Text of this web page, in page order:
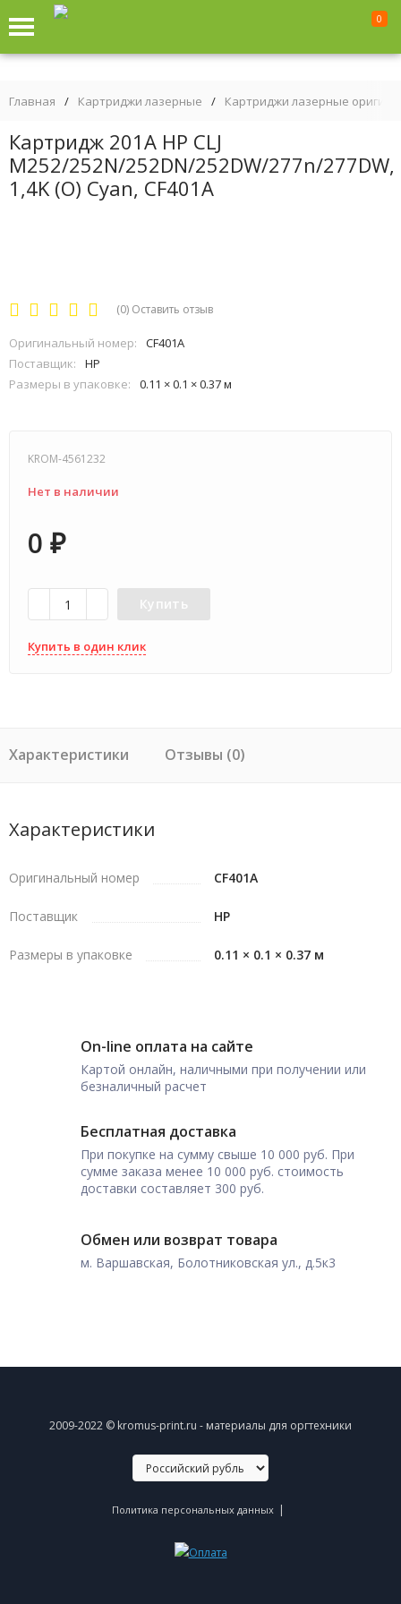
0
Главная / Картриджи лазерные / Картриджи лазерные
Картридж 201A HP CLJ
M252/252N/252DN/252DW/277n/277DW,
1,4K (O) Cyan, CF401A
(0) Оставить отзыв
Оригинальный номер:
CF401A
Поставщик:
HP
Размеры в упаковке:
0.11 × 0.1 × 0.37 м
KROM-4561232
Нет в наличии
0 ₽
Купить
Купить в один клик
Характеристики Отзывы (0)
Характеристики
Оригинальный номер CF401A
Поставщик HP
Размеры в упаковке 0.11 × 0.1 × 0.37 м
On-line оплата на сайте
Картой онлайн, наличными при получении или
безналичный расчет
Бесплатная доставка
При покупке на сумму свыше 10 000 руб. При
сумме заказа менее 10 000 руб. стоимость
доставки составляет 300 руб.
Обмен или возврат товара
м. Варшавская, Болотниковская ул., д.5к3
2009-2022 © kromus-print.ru - материалы для оргтехники
Политика персональных данных |